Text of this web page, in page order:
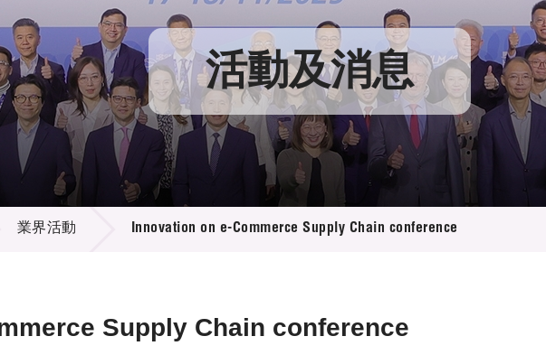
組織架構
組織架構
董事局
研究顧問
招標通告
應用於公共服務之創新技術
重點項目
資助計劃
資助計劃
稅務優惠
申請
評審
徵求研發項目計劃書
項目資料庫
獎項
新聞中心
媒體報導
新聞稿
資訊中心
多媒體
出版刊物
會員列表
會員登入 活動及消息
業界活動 Innovation on e-Commerce Supply Chain conference
Supply Chain conference